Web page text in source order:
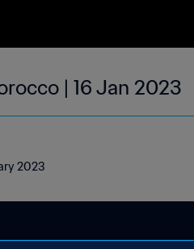
| 16 Jan 2023
2023